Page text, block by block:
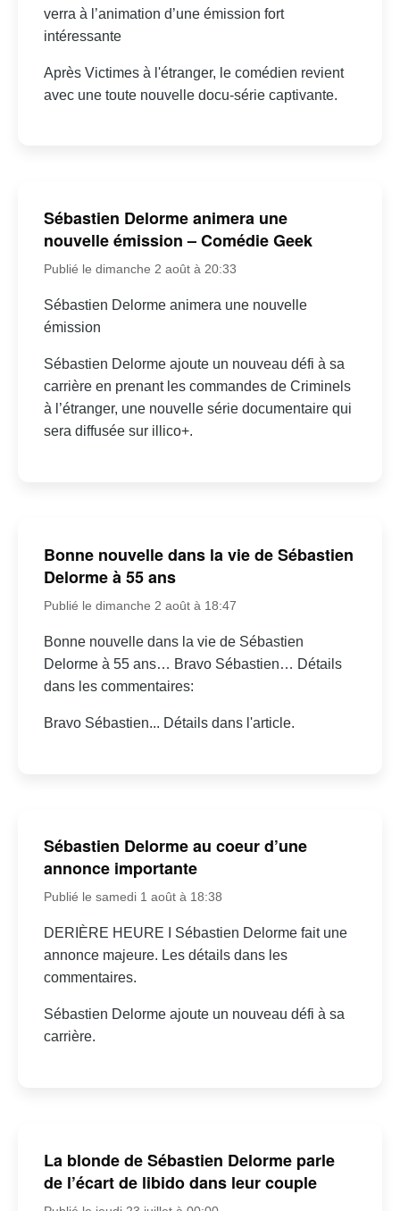
verra à l’animation d’une émission fort
intéressante
Après Victimes à l'étranger, le comédien revient
avec une toute nouvelle docu-série captivante.
Sébastien Delorme animera une
nouvelle émission – Comédie Geek
Publié le dimanche 2 août à 20:33
Sébastien Delorme animera une nouvelle
émission
Sébastien Delorme ajoute un nouveau défi à sa
carrière en prenant les commandes de Criminels
à l’étranger, une nouvelle série documentaire qui
sera diffusée sur illico+.
Bonne nouvelle dans la vie de Sébastien
Delorme à 55 ans
Publié le dimanche 2 août à 18:47
Bonne nouvelle dans la vie de Sébastien
Delorme à 55 ans… Bravo Sébastien… Détails
dans les commentaires:
Bravo Sébastien... Détails dans l'article.
Sébastien Delorme au coeur d’une
annonce importante
Publié le samedi 1 août à 18:38
DERIÈRE HEURE I Sébastien Delorme fait une
annonce majeure. Les détails dans les
commentaires.
Sébastien Delorme ajoute un nouveau défi à sa
carrière.
La blonde de Sébastien Delorme parle
de l’écart de libido dans leur couple